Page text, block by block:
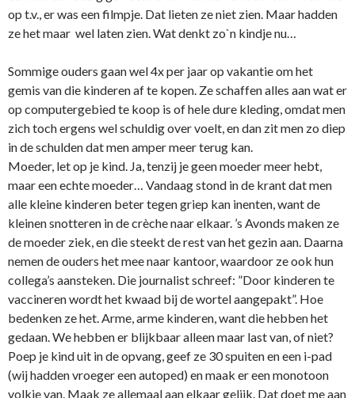
op t.v., er was een filmpje. Dat lieten ze niet zien. Maar hadden
ze het maar wel laten zien. Wat denkt zo`n kindje nu…
Sommige ouders gaan wel 4x per jaar op vakantie om het
gemis van die kinderen af te kopen. Ze schaffen alles aan wat er
op computergebied te koop is of hele dure kleding, omdat men
zich toch ergens wel schuldig over voelt, en dan zit men zo diep
in de schulden dat men amper meer terug kan.
Moeder, let op je kind. Ja, tenzij je geen moeder meer hebt,
maar een echte moeder… Vandaag stond in de krant dat men
alle kleine kinderen beter tegen griep kan inenten, want de
kleinen snotteren in de crèche naar elkaar. ’s Avonds maken ze
de moeder ziek, en die steekt de rest van het gezin aan. Daarna
nemen de ouders het mee naar kantoor, waardoor ze ook hun
collega’s aansteken. Die journalist schreef: ”Door kinderen te
vaccineren wordt het kwaad bij de wortel aangepakt”. Hoe
bedenken ze het. Arme, arme kinderen, want die hebben het
gedaan. We hebben er blijkbaar alleen maar last van, of niet?
Poep je kind uit in de opvang, geef ze 30 spuiten en een i-pad
(wij hadden vroeger een autoped) en maak er een monotoon
volkje van. Maak ze allemaal aan elkaar gelijk. Dat doet me aan